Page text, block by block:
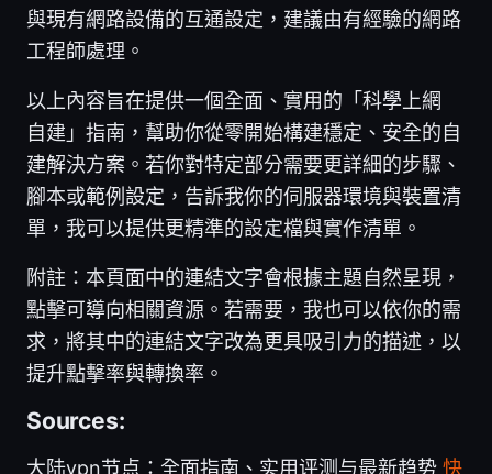
與現有網路設備的互通設定，建議由有經驗的網路
工程師處理。
以上內容旨在提供一個全面、實用的「科學上網
自建」指南，幫助你從零開始構建穩定、安全的自
建解決方案。若你對特定部分需要更詳細的步驟、
腳本或範例設定，告訴我你的伺服器環境與裝置清
單，我可以提供更精準的設定檔與實作清單。
附註：本頁面中的連結文字會根據主題自然呈現，
點擊可導向相關資源。若需要，我也可以依你的需
求，將其中的連結文字改為更具吸引力的描述，以
提升點擊率與轉換率。
Sources:
大陆vpn节点：全面指南、实用评测与最新趋势 快